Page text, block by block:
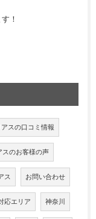
！
スの口コミ情報
スのお客様の声
ス お問い合わせ
応エリア 神奈川